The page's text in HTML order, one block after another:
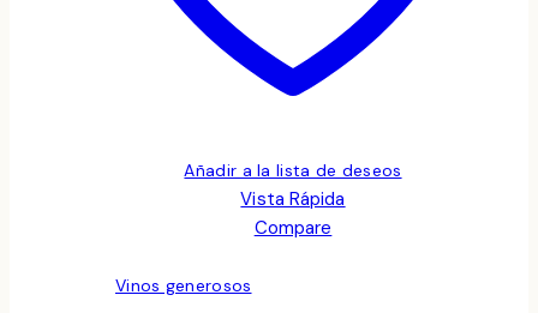
Añadir a la lista de deseos
Vista Rápida
Compare
Vinos generosos